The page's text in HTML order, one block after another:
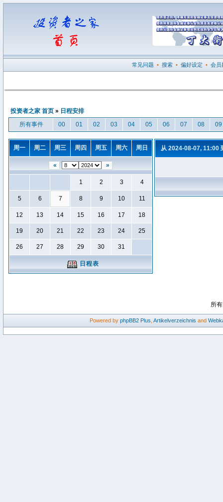
常见问题 • 搜索 • 偏好设定 • 会员
投资者之家 首页 » 日程安排
所有事件
00 01 02 03 04 05 06 07 08 09
周一 周二 周三 周四 周五 周六 周日
« »
1 2 3 4
5 6 7 8 9 10 11
12 13 14 15 16 17 18
19 20 21 22 23 24 25
26 27 28 29 30 31
日程表
从 2024-08-07, 11:00
所
Powered by phpBB2 Plus Artikelverzeichnis and